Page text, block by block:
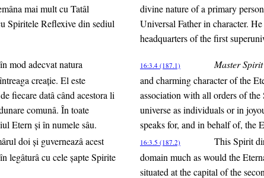
mai mult cu Tatâl
Spiritele Reflexive din sediul
divine nature of a primary
Universal Father in character.
headquarters of the first
mod adecvat natura
creaţie. El este
fiecare datâ când acestora li
comunâ. În toate
Etern şi în numele sâu.
16:3.4 (187.1) Master
and charming character of the
association with all orders of
universe as individuals or in
speaks for, and in behalf of, the
doi şi guverneazâ acest
legâturâ cu cele şapte Spirite
16:3.5 (187.2)
This Spirit
domain much as would the
situated at the capital of the